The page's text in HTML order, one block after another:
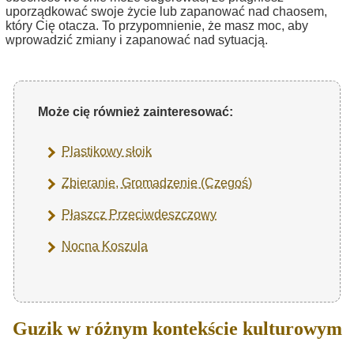
uporządkować swoje życie lub zapanować nad chaosem,
który Cię otacza. To przypomnienie, że masz moc, aby
wprowadzić zmiany i zapanować nad sytuacją.
Może cię również zainteresować:
Plastikowy słoik
Zbieranie, Gromadzenie (Czegoś)
Płaszcz Przeciwdeszczowy
Nocna Koszula
Guzik w różnym kontekście kulturowym